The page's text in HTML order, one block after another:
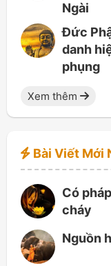
Ngài
Đức
danh
phụng
Xem thêm
Bài Viết Mới
Có
cháy
Nguồn